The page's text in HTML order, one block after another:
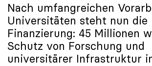
Nach umfangreichen
Universitäten steht nun die
Finanzierung: 45 Millionen
Schutz von Forschung und
universitärer Infrastruktur